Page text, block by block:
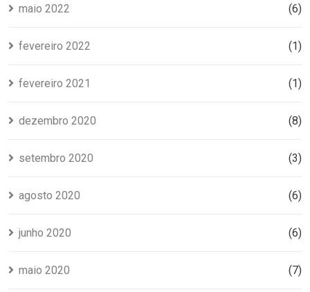
maio 2022 (6)
fevereiro 2022 (1)
fevereiro 2021 (1)
dezembro 2020 (8)
setembro 2020 (3)
agosto 2020 (6)
junho 2020 (6)
maio 2020 (7)